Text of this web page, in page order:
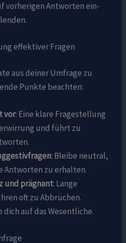
vorherigen Antworten ein-
effektiver Fragen
aus deiner Umfrage zu
Punkte beachten:
vor: Eine klare Fragestellung
und führt zu
: Bleibe neutral,
Antworten zu erhalten.
und prägnant: Lange
oft zu Abbrüchen.
dich auf das Wesentliche.